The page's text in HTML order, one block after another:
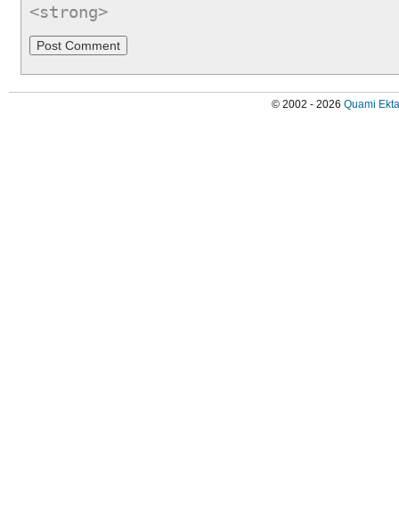
<strong>
© 2002 - 2026 Quami